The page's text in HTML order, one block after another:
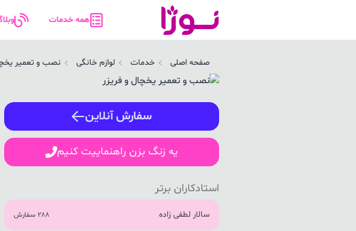
همه خدمات
صفحه اصلی خدمات لوازم خانگی نصب و تعمیر
سفارش آنلاین
یه زنگ بزن راهنماییت کنیم
شماره همراه
استادکاران برتر
سالار لطفی زاده 288 سفارش